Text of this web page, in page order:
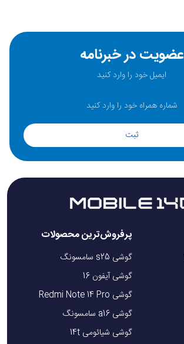
عضویت در خبرنامه
ثبت
پرفروش‌ترین محصولات
گوشی s25 سامسونگ
گوشی آیفون 16
گوشی Redmi Note 14 Pro
گوشی a16 سامسونگ
گوشی شیائومی 14t